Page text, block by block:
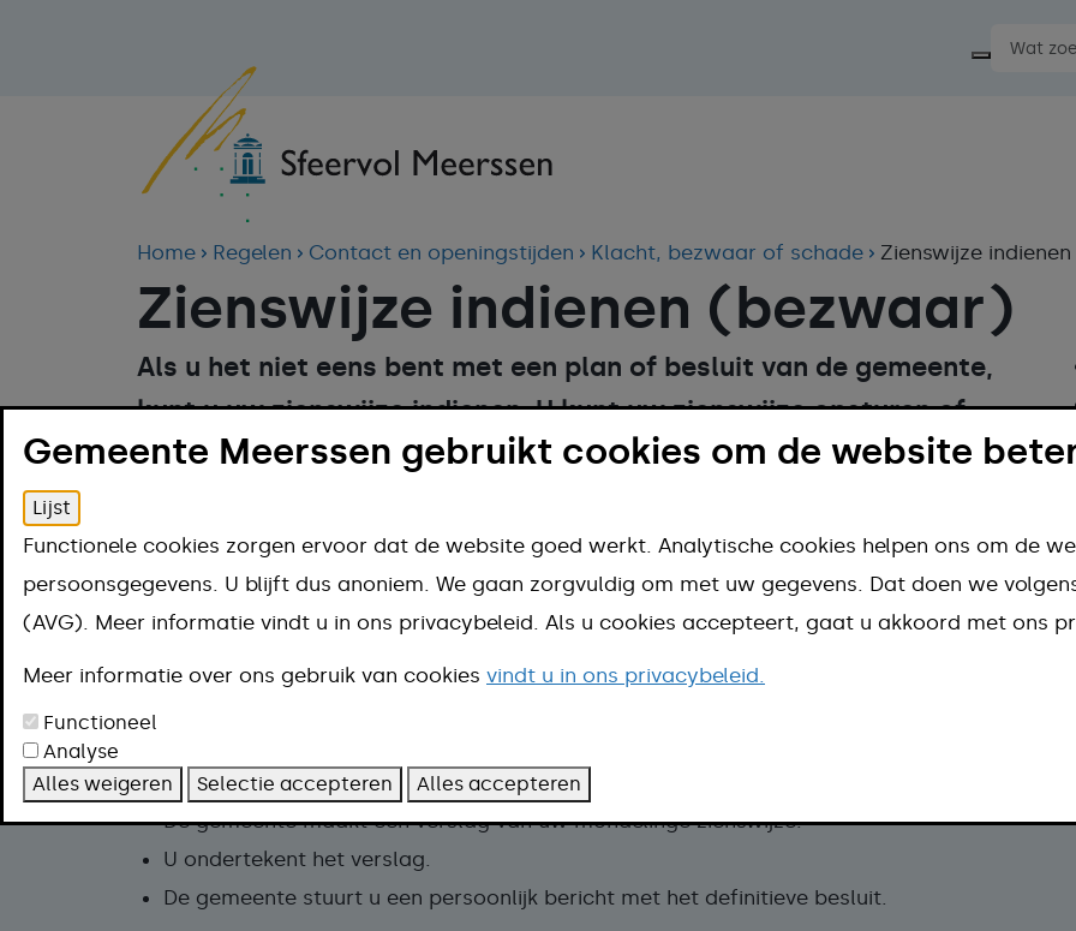
Home Regelen Contact en openingstijden Klacht, bezwaar of schade Zienswijze
Zienswijze indienen (bezwaar)
Als u het niet eens bent met een plan of besluit van de gemeente,
kunt u uw zienswijze indienen. U kunt uw zienswijze opsturen of
mondeling doorgeven aan de gemeente.
Aanpak
U kunt uw zienswijze schriftelijk of mondeling doorgeven. Het kan alleen mondeling als
dat in de publicatie staat aangegeven.
Zo dient u uw zienswijze mondeling in:
Geef uw zienswijze door.
De gemeente maakt een verslag van uw mondelinge zienswijze.
U ondertekent het verslag.
De gemeente stuurt u een persoonlijk bericht met het definitieve besluit.
Gemeente Meerssen gebruikt cookies om de website
Lijst
Functionele cookies zorgen ervoor dat de website goed werkt. Analytische cookies helpen ons om de
persoonsgegevens. U blijft dus anoniem. We gaan zorgvuldig om met uw gegevens. Dat doen we
(AVG). Meer informatie vindt u in ons privacybeleid. Als u cookies accepteert, gaat u akkoord met ons
Meer informatie over ons gebruik van cookies vindt u in ons privacybeleid.
Functioneel
Analyse
Alles weigeren
Selectie accepteren Alles accepteren